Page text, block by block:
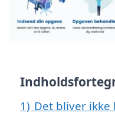
1) Det bliver